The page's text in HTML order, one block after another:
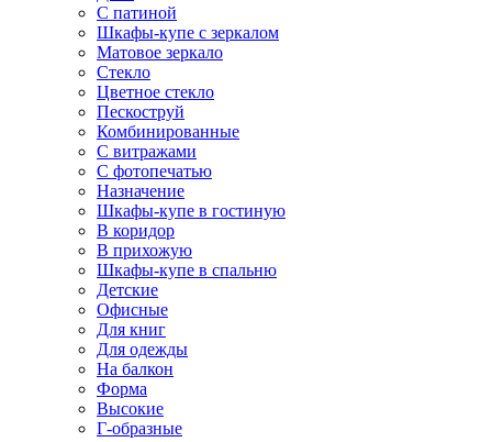
С патиной
Шкафы-купе с зеркалом
Матовое зеркало
Стекло
Цветное стекло
Пескоструй
Комбинированные
С витражами
С фотопечатью
Назначение
Шкафы-купе в гостиную
В коридор
В прихожую
Шкафы-купе в спальню
Детские
Офисные
Для книг
Для одежды
На балкон
Форма
Высокие
Г-образные